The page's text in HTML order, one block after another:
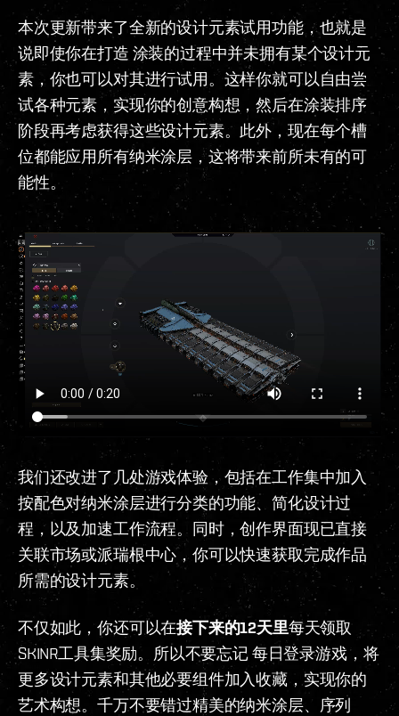
本次更新带来了全新的设计元素试用功能，也就是
说即使你在打造 涂装的过程中并未拥有某个设计元
素，你也可以对其进行试用。这样你就可以自由尝
试各种元素，实现你的创意构想，然后在涂装排序
阶段再考虑获得这些设计元素。此外，现在每个槽
位都能应用所有纳米涂层，这将带来前所未有的可
能性。
我们还改进了几处游戏体验，包括在工作集中加入
按配色对纳米涂层进行分类的功能、简化设计过
程，以及加速工作流程。同时，创作界面现已直接
关联市场或派瑞根中心，你可以快速获取完成作品
所需的设计元素。
不仅如此，你还可以在接下来的12天里每天领取
SKINR工具集奖励。所以不要忘记 每日登录游戏，将
更多设计元素和其他必要组件加入收藏，实现你的
艺术构想。千万不要错过精美的纳米涂层、序列